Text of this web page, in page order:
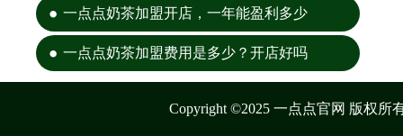
一点点奶茶加盟开店，一年能盈利多少
一点点奶茶加盟费用是多少？开店好吗
Copyright ©2025 一点点官网 版权所